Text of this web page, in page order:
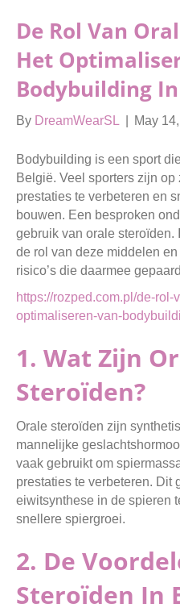
De Rol Van
Het
Bodybuilding
By DreamWearSL May
Bodybuilding is een sport
België. Veel sporters zijn
prestaties te verbeteren en
bouwen. Een besproken
gebruik van orale steroïden.
de rol van deze middelen
risico’s die daarmee
https://rozped.com.pl/de-
optimaliseren-van-
1. Wat Zijn
Steroïden?
Orale steroïden zijn
mannelijke
vaak gebruikt om
prestaties te verbeteren. Dit
eiwitsynthese in de spieren
snellere spiergroei.
2. De
Steroïden In